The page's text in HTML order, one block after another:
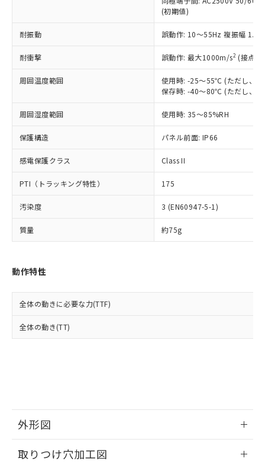
(初期値)
耐振動 誤動作: 10～55Hz 複振幅
耐衝撃 誤動作: 最大1000m/s2 (接点
周囲温度範囲
使用時: -25～55℃ (ただし、氷
保存時: -40～80℃ (ただし、氷
周囲湿度範囲 使用時: 35～85%RH
保護構造 パネル前面: IP66
感電保護クラス Class II
PTI（トラッキング特性） 175
汚染度 3 (EN60947-5-1)
質量 約75g
動作特性
全体の動きに必要な力(TTF)
全体の動き(TT)
外形図
取りつけ穴加工図
在庫状況および標準価格照会結果は、
記載している更新日時点での社内デー
タに基づき作成されるものであり、閲
覧された時点での実際の在庫および標
準価格とは異なる場合があることをご
正式な納期状況および標準価格はお客
様のお取引先、またはお客様担当のオ
ムロン制御機器販売店・当社販売員に
オムロン制御機器販売店や当社販売拠
販売ネットワーク
」をご確認
在庫状況および標準価格結果を当社の
事前の承諾なく第三者に漏洩または開
示しないようお願いします。
マイパーツ機能（部品リスト作成サー
ビス）をご利用いただくには、I-Web
メンバーズにご登録されている必要が
あります。
品・サービスに関するお客様との取
引・商談に必要な範囲で利用すること
※当社の共同利用者とは、
の共同利用に関して"
の「1.共同利
鉛(Pb) 1000ppm以下、 水銀(Hg) 1000ppm以下、 カド
類(PBB) 1000ppm以下、ポリ臭化ジフェニルエーテル類
(PBDE) 1000ppm以下、フタル酸ビス(2-エチルヘキシ
ル) (DEHP)(別名：DOP) 1000ppm以下、フタル酸ブチ
ルベンジル（BBP） 1000ppm以下、フタル酸ジブチル
（DBP） 1000ppm以下、フタル酸ジイソブチル
但し、RoHS指令で産業用監視および制御機器に対する
図的な使用がないことを確認しています。
部品在庫の切り替え状況などにより、予定
月が前後することがあります。
とができます。
EU RoHS指令（10物質）の非含有証明書
51物質の非含有証明書（当社基準）
荷製品に未対応品が混在することから備考
欄に対応日を記載しておりました。
既に当社にて対応品への在庫切替を完了
していることから、特段のことがない限
り、2022年1月12日より割愛しておりま
*中国RoHS10物質の基準値 (GB/T26572)：
Pb(鉛) :1000ppm、 Hg(水銀) : 1000ppm、 Cd(カドミウ
Cr(Ⅵ)(六価クロム) : 1000ppm、 PBBs(ポリ臭化ビフェ
ニル類) : 1000ppm、 PBDEs(ポリ臭化ジフェニルエーテ
ル類) : 1000ppm、
DBP(フタル酸ジブチル) : 1000ppm、 DIBP(フタル酸ジ
イソブチル) : 1000ppm、 BBP(フタル酸ブチルベンジ
DEHP(フタル酸ビス(2-エチルヘキシル)) : 1000ppm
「ｅ」：有害物質（10物質）のすべてが基
準値以下であることを示します。
「10」：通常の使用状況下において有害物
質が外部に漏えいし、環境に深刻な影響を
及ぼさない年数を意味します。
「－」：未確認です。当社販売部門へお問
（以下｢規制貨物等」という）を輸出
または国外への提供する場合は、日本
国政府の輸出許可(または役務取引許
可)を取得するなどの必要な手続きを
当社は規制貨物を破棄する場合は、完
全に破砕するなど、違法に輸出されな
いよう必要な手段を講じます。
当社は貴社製品を、核兵器、ミサイ
ル、化学兵器、生物兵器またはその他
武器並びにこれらの製造装置等に一切
当社は、貴社製品を第三者に販売する
場合は、上記1、2および3の内容を当
該第三者に通知します。また当社は、
販売先および販売に係わる関係者が違
法に輸出するおそれがある場合は、取
り引きをいたしません。
合意する
一定数以上の在庫あり
一定数には満たないが在庫あり
在庫なし(最新の在庫状況につ
いては、お客様のお取引先、ま
たはお客様担当のオムロン制御
機器販売店・当社販売員にご確
認ください)
受注生産機種、また在庫状況の
情報を公開していない機種